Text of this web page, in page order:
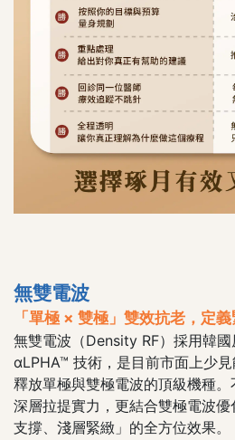
無雙電波
「單極 × 雙極」雙效抗老，定
無雙電波（Density RF）採用韓
αLPHA™ 技術，是目前市面上少
釋放單極與雙極電波的頂級機種
深層拉提實力，更結合雙極電波
支撐、淺層緊緻」的全方位效果。